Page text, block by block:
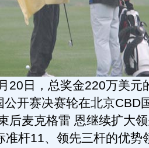
20日，总奖金220万美元
公开赛决赛轮在北京CBD
后麦克格雷 恩继续扩大
准杆11、领先三杆的优势